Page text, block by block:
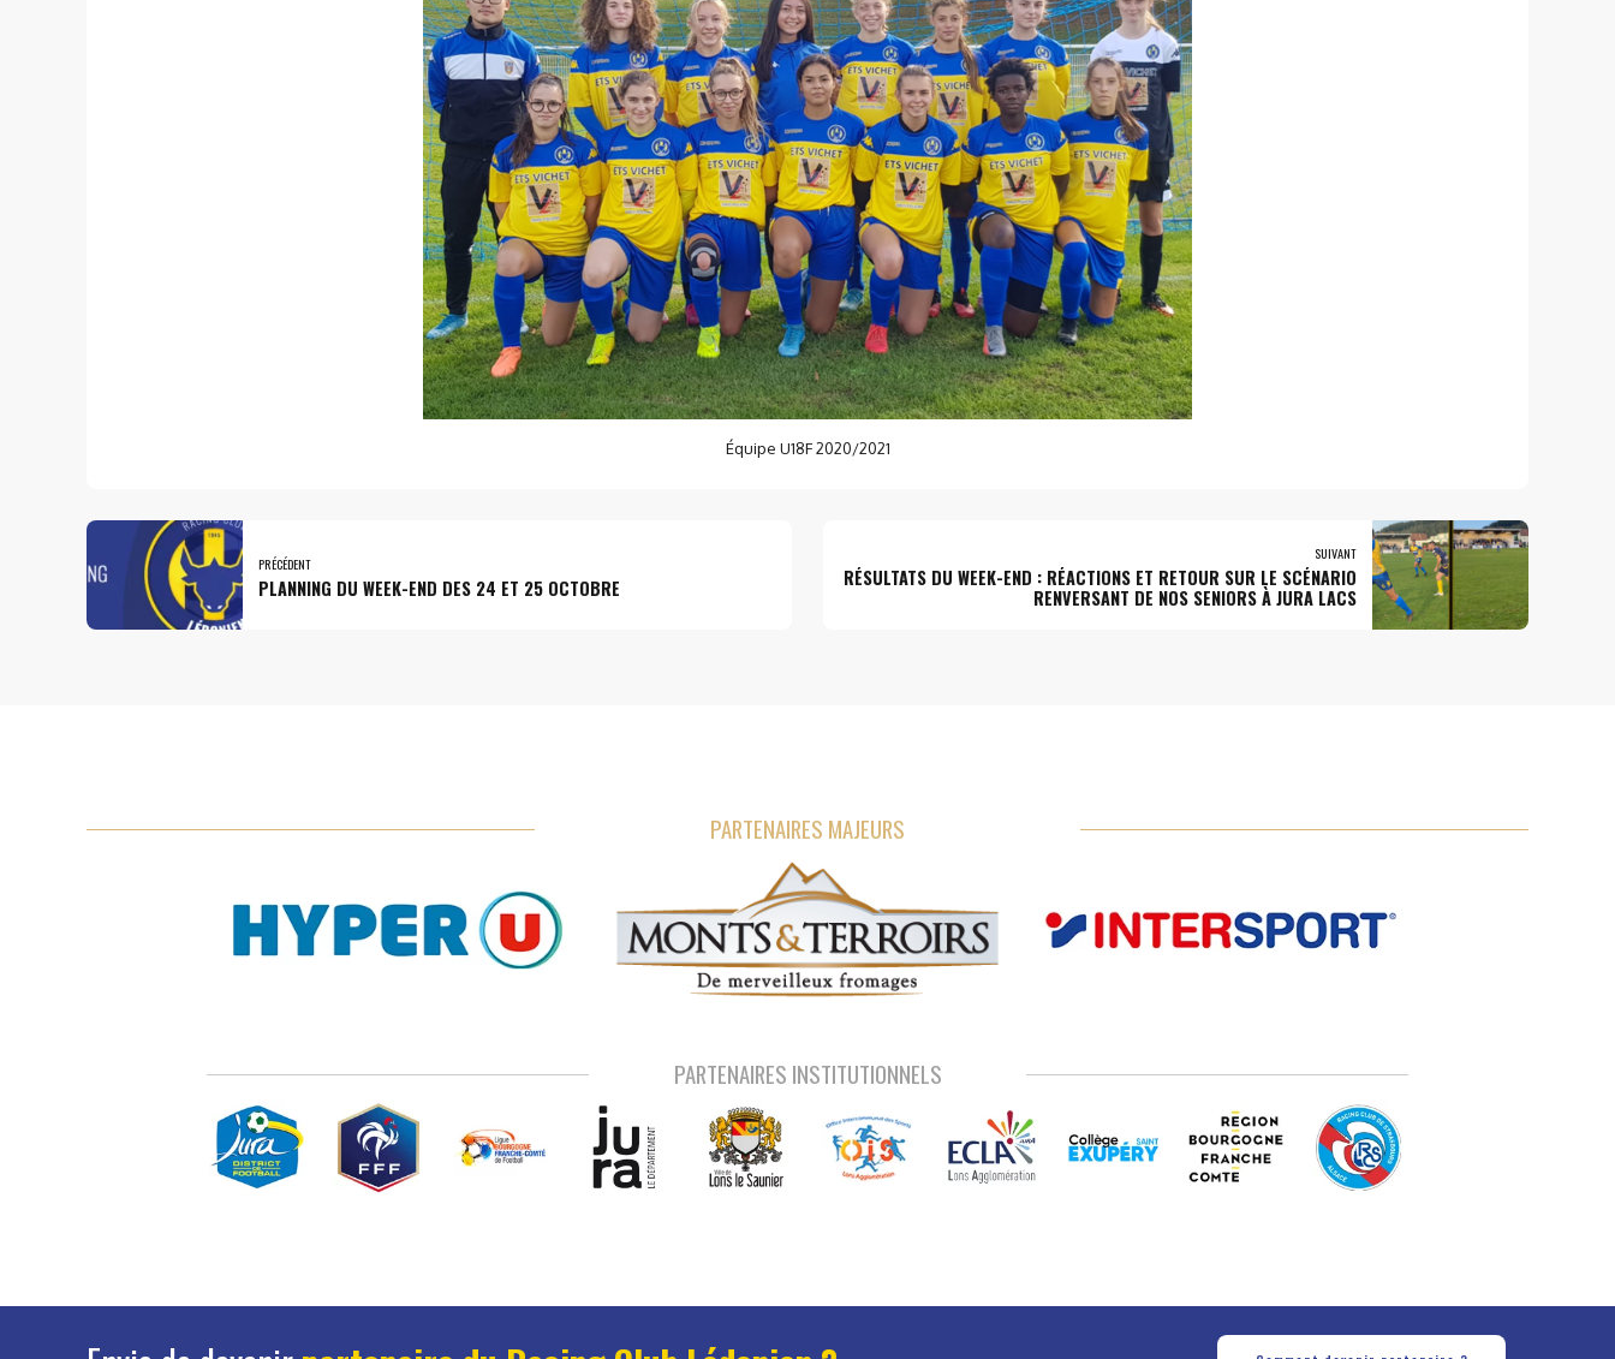
Équipe U18F 2020/2021
PRÉCÉDENT
PLANNING DU WEEK-END DES 24 ET 25 OCTOBRE
SUIVANT
RÉSULTATS DU WEEK-END : RÉACTIONS ET RETOUR SUR LE SCÉNARIO
RENVERSANT DE NOS SENIORS À JURA LACS
PARTENAIRES MAJEURS
PARTENAIRES INSTITUTIONNELS